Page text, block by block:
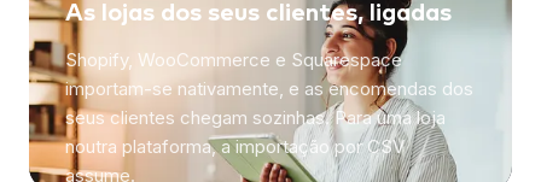
As lojas dos seus clientes, ligadas
Shopify, WooCommerce e Squarespace
importam-se nativamente, e as encomendas dos
seus clientes chegam sozinhas. Para uma loja
noutra plataforma, a importação por CSV
assume.